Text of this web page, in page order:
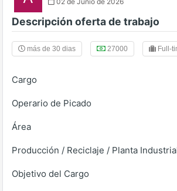
Descripción oferta de trabajo
más de 30 dias 27000 Full-
Cargo
Operario de Picado
Área
Producción / Reciclaje / Planta
Objetivo del Cargo